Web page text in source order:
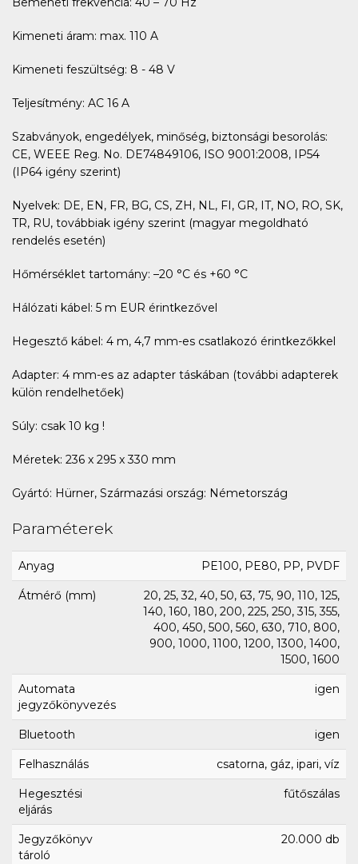
Kimeneti áram: max. 110 A
Kimeneti feszültség: 8 - 48 V
Teljesítmény: AC 16 A
Szabványok, engedélyek, minőség, biztonsági besorolás:
CE, WEEE Reg. No. DE74849106, ISO 9001:2008, IP54
(IP64 igény szerint)
Nyelvek: DE, EN, FR, BG, CS, ZH, NL, FI, GR, IT, NO, RO, SK,
TR, RU, továbbiak igény szerint (magyar megoldható
rendelés esetén)
Hőmérséklet tartomány: –20 °C és +60 °C
Hálózati kábel: 5 m EUR érintkezővel
Hegesztő kábel: 4 m, 4,7 mm-es csatlakozó érintkezőkkel
Adapter: 4 mm-es az adapter táskában (további adapterek
külön rendelhetőek)
Súly: csak 10 kg !
Méretek: 236 x 295 x 330 mm
Gyártó: Hürner, Származási ország: Németország
Paraméterek
Anyag PE100, PE80, PP, PVDF
Átmérő (mm)
20, 25, 32, 40, 50, 63, 75, 90, 110, 125,
140, 160, 180, 200, 225, 250, 315, 355,
400, 450, 500, 560, 630, 710, 800,
900, 1000, 1100, 1200, 1300, 1400,
1500, 1600
Automata
jegyzőkönyvezés
igen
Bluetooth igen
Felhasználás csatorna, gáz, ipari, víz
Hegesztési
eljárás
fűtőszálas
Jegyzőkönyv
tároló
20.000 db